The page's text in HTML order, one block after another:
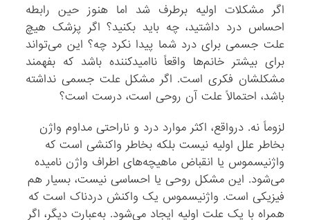
اگر مشکلات اولیه برطرف شد اما هنوز حین رابطه
احساس درد داشتید، چه باید بکنید؟ اگر پزشک هیچ
علت جسمی برای درد شما پیدا نکرد چه؟ این می‌تواند
برای بیشتر خانم‌ها واقعاً ناامیدکننده باشد که بفهمند
مشکلشان فکری است. اگر مشکل علت جسمی نداشته
باشد، احتمالاً علت آن روحی است، درست است؟
لزوماً نه. درواقع، اکثر موارد درد و ناراحتی مداوم واژن
بخاطر علل اولیه نیست بلکه بخاطر واکنشی است که
واژنیسموس یا انقباض ماهیچه‌های اطراف واژن نامیده
می‌شود. این مشکل روحی یا احساسی نیست، بسیار هم
فیزیکی است. واژنیسموس یک واکنش دردناک است که
همراه با یک علت اولیه ایجاد می‌شود. به‌عبارت دیگر، اگر